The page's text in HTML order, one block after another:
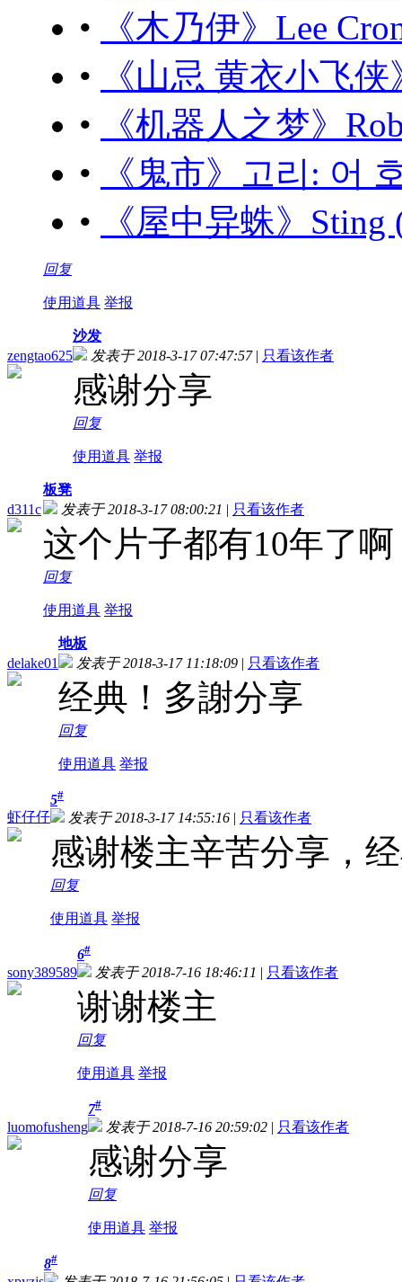
•
《木乃伊》Lee
•
《山忌 黄衣小飞
•
《机器人之梦》
•
《鬼市》고리: 어
•
《屋中异蛛》
回复
使用道具 举报
zengtao625
沙发
发表于 2018-3-17 07:47:57 | 只看该作者
感谢分享
回复
使用道具 举报
d311c
板凳
发表于 2018-3-17 08:00:21 | 只看该作者
这个片子都有10年了
回复
使用道具 举报
delake01
地板
发表于 2018-3-17 11:18:09 | 只看该作者
经典！多謝分享
回复
使用道具 举报
虾仔仔
5#
发表于 2018-3-17 14:55:16 | 只看该作者
感谢楼主辛苦分享，
回复
使用道具 举报
sony389589
6#
发表于 2018-7-16 18:46:11 | 只看该作者
谢谢楼主
回复
使用道具 举报
luomofusheng
7#
发表于 2018-7-16 20:59:02 | 只看该作者
感谢分享
回复
使用道具 举报
8#